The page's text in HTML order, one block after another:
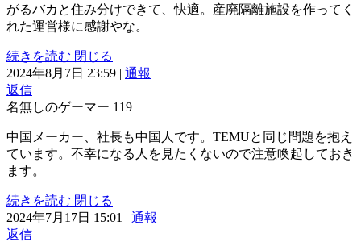
がるバカと住み分けできて、快適。産廃隔離施設を作ってく
れた運営様に感謝やな。
続きを読む 閉じる
2024年8月7日 23:59 | 通報
返信
名無しのゲーマー 119
中国メーカー、社長も中国人です。TEMUと同じ問題を抱え
ています。不幸になる人を見たくないので注意喚起しておき
ます。
続きを読む 閉じる
2024年7月17日 15:01 | 通報
返信